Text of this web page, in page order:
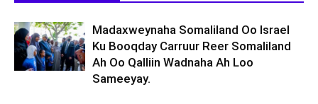
Madaxweynaha Somaliland Oo Israel
Ku Booqday Carruur Reer Somaliland
Ah Oo Qalliin Wadnaha Ah Loo
Sameeyay.